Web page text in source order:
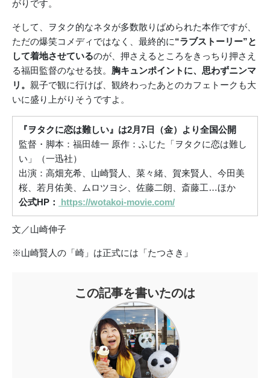
がりです。
そして、ヲタク的なネタが多数散りばめられた本作ですが、
ただの爆笑コメディではなく、最終的に“ラブストーリー”と
して着地させているのが、押さえるところをきっちり押さえ
る福田監督のなせる技。 胸キュンポイントに、思わずニンマ
リ。 親子で観に行けば、観終わったあとのカフェトークも大
いに盛り上がりそうですよ。
『ヲタクに恋は難しい』は2月7日（金）より全国公開
監督・脚本：福田雄一 原作：ふじた「ヲタクに恋は難し
い」（一迅社）
出演：高畑充希、山崎賢人、菜々緒、賀来賢人、今田美
桜、若月佑美、ムロツヨシ、佐藤二朗、斎藤工…ほか
公式HP：
https://wotakoi-movie.com/
文／山崎伸子
※山崎賢人の「崎」は正式には「たつさき」
この記事を書いたのは